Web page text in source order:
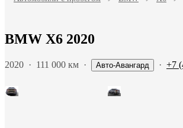
BMW X6 2020
2020 · 111 000 км · Авто-Авангард · +7